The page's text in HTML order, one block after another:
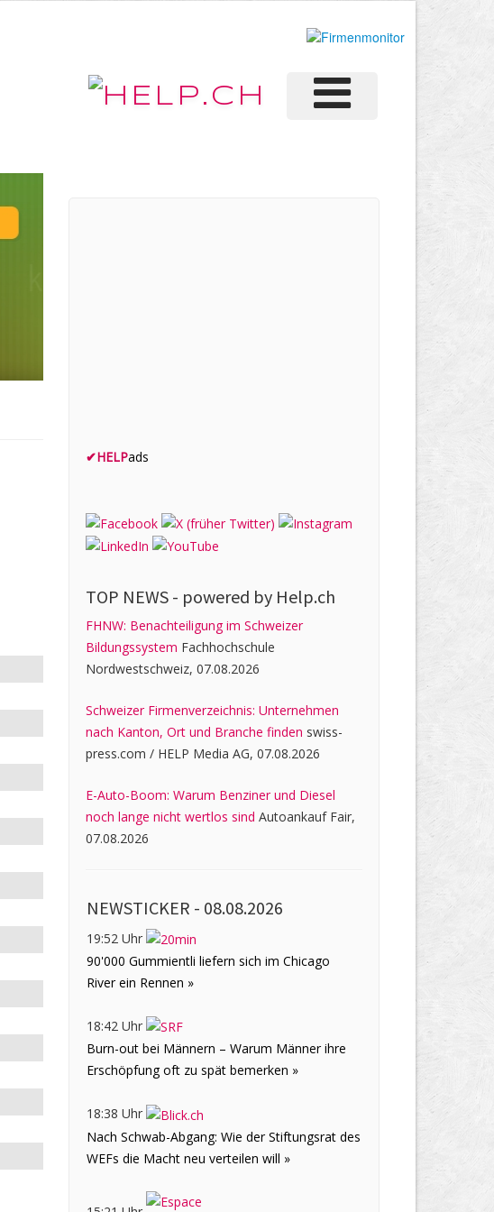
✔HELPads
TOP NEWS - powered by Help.ch
FHNW: Benachteiligung im Schweizer
Bildungssystem Fachhochschule
Nordwestschweiz, 07.08.2026
Schweizer Firmenverzeichnis: Unternehmen
nach Kanton, Ort und Branche finden swiss-
press.com / HELP Media AG, 07.08.2026
E-Auto-Boom: Warum Benziner und Diesel
noch lange nicht wertlos sind Autoankauf Fair,
07.08.2026
NEWSTICKER - 08.08.2026
19:52 Uhr
90'000 Gummientli liefern sich im Chicago
River ein Rennen »
18:42 Uhr
Burn-out bei Männern – Warum Männer ihre
Erschöpfung oft zu spät bemerken »
18:38 Uhr
Nach Schwab-Abgang: Wie der Stiftungsrat des
WEFs die Macht neu verteilen will »